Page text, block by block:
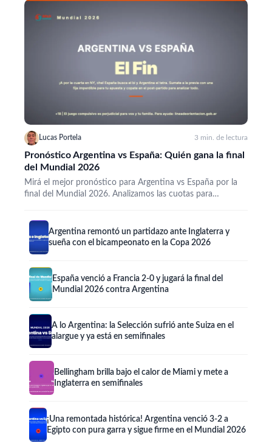
Lucas Portela 3 min. de lectura
Pronóstico Argentina vs España: Quién gana la final
del Mundial 2026
Mirá el mejor pronóstico para Argentina vs España por la
final del Mundial 2026. Analizamos las cuotas para…
Argentina remontó un partidazo ante Inglaterra y
sueña con el bicampeonato en la Copa 2026
España venció a Francia 2-0 y jugará la final del
Mundial 2026 contra Argentina
A lo Argentina: la Selección sufrió ante Suiza en el
alargue y ya está en semifinales
Bellingham brilla bajo el calor de Miami y mete a
Inglaterra en semifinales
¡Una remontada histórica! Argentina venció 3-2 a
Egipto con pura garra y sigue firme en el Mundial 2026